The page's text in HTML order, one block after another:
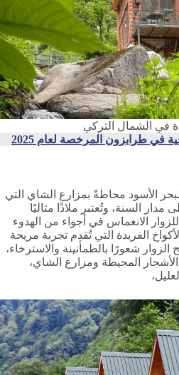
في الشمال التركي
طرابزون المرخصة لعام 2025
الأسود محاطةً بمزارع الشاي التي
السنة، وتُعتبر ملاذًا مثاليًا
الانغماس في أجواء من الهدوء
الفريدة التي تُقدم تجربة مريحة
شعورًا بالطمأنينة والاسترخاء،
المحيطة ومزارع الشاي،